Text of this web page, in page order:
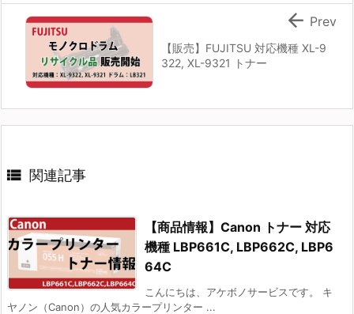
【販売】FUJITSU 対応機種 XL-9
322, XL-9321 トナー
 Prev
 関連記事
【商品情報】Canon トナー 対応
機種 LBP661C, LBP662C, LBP6
64C
こんにちは、アケボノサービスです。 キ
ヤノン（Canon）の人気カラープリンター ...